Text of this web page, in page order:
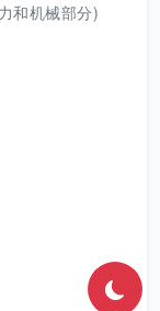
和机械部分)